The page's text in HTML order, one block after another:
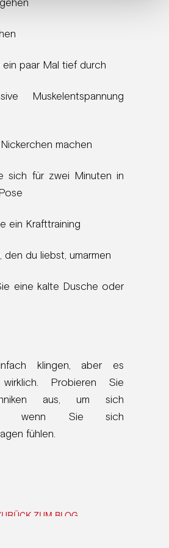
ein paar Mal tief durch
Muskelentspannung
machen
sich für zwei Minuten in
ein Krafttraining
den du liebst, umarmen
eine kalte Dusche oder
klingen, aber es
wirklich. Probieren Sie
aus, um sich
wenn Sie sich
fühlen.
ZUM BLOG